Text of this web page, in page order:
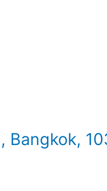
Bangkok,